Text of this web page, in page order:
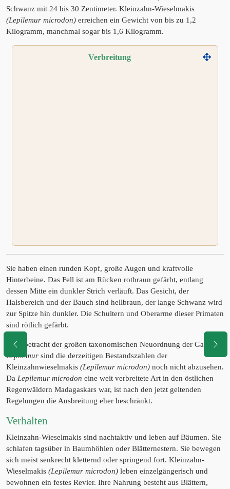
Schwanz mit 24 bis 30 Zentimeter. Kleinzahn-Wieselmakis
(Lepilemur microdon) erreichen ein Gewicht von bis zu 1,2
Kilogramm, manchmal sogar bis 1,6 Kilogramm.
Verbreitung
Sie haben einen runden Kopf, große Augen und kraftvolle
Hinterbeine. Das Fell ist am Rücken rotbraun gefärbt, entlang
dessen Mitte ein dunkler Strich verläuft. Das Gesicht, der
Halsbereich und der Bauch sind hellbraun, der lange Schwanz wird
zur Spitze hin dunkler. Die Schultern und Oberarme dieser Primaten
sind rötlich gefärbt.
In Anbetracht der großen taxonomischen Neuordnung der Gattung
Lepilemur sind die derzeitigen Bestandszahlen der
Kleinzahnwieselmakis (Lepilemur microdon) noch nicht abzusehen.
Da Lepilemur microdon eine weit verbreitete Art in den östlichen
Regenwäldern Madagaskars war, ist nach den jetzt geltenden
Regelungen die Ausbreitung eher beschränkt.
Verhalten
Kleinzahn-Wieselmakis sind nachtaktiv und leben auf Bäumen. Sie
schlafen tagsüber in Baumhöhlen oder Blätternestern. Sie bewegen
sich meist senkrecht kletternd oder springend fort. Kleinzahn-
Wieselmakis (Lepilemur microdon) leben einzelgängerisch und
bewohnen ein festes Revier. Ihre Nahrung besteht aus Blättern,